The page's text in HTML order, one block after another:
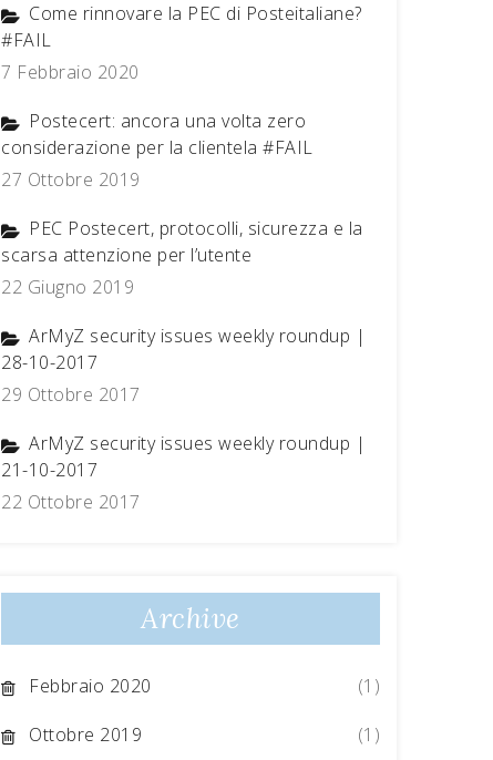
Come rinnovare la PEC di Posteitaliane?
#FAIL
7 Febbraio 2020
Postecert: ancora una volta zero
considerazione per la clientela #FAIL
27 Ottobre 2019
PEC Postecert, protocolli, sicurezza e la
scarsa attenzione per l’utente
22 Giugno 2019
ArMyZ security issues weekly roundup |
28-10-2017
29 Ottobre 2017
ArMyZ security issues weekly roundup |
21-10-2017
22 Ottobre 2017
Archive
Febbraio 2020
(1)
Ottobre 2019
(1)